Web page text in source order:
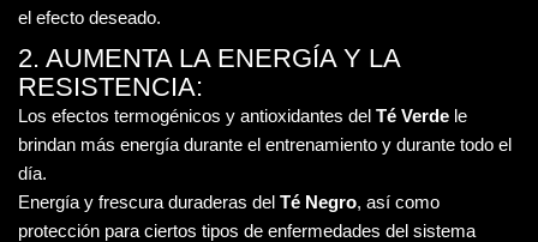
el efecto deseado.
2. AUMENTA LA ENERGÍA Y LA
RESISTENCIA:
Los efectos termogénicos y antioxidantes del Té Verde le
brindan más energía durante el entrenamiento y durante todo el
día.
Energía y frescura duraderas del Té Negro, así como
protección para ciertos tipos de enfermedades del sistema